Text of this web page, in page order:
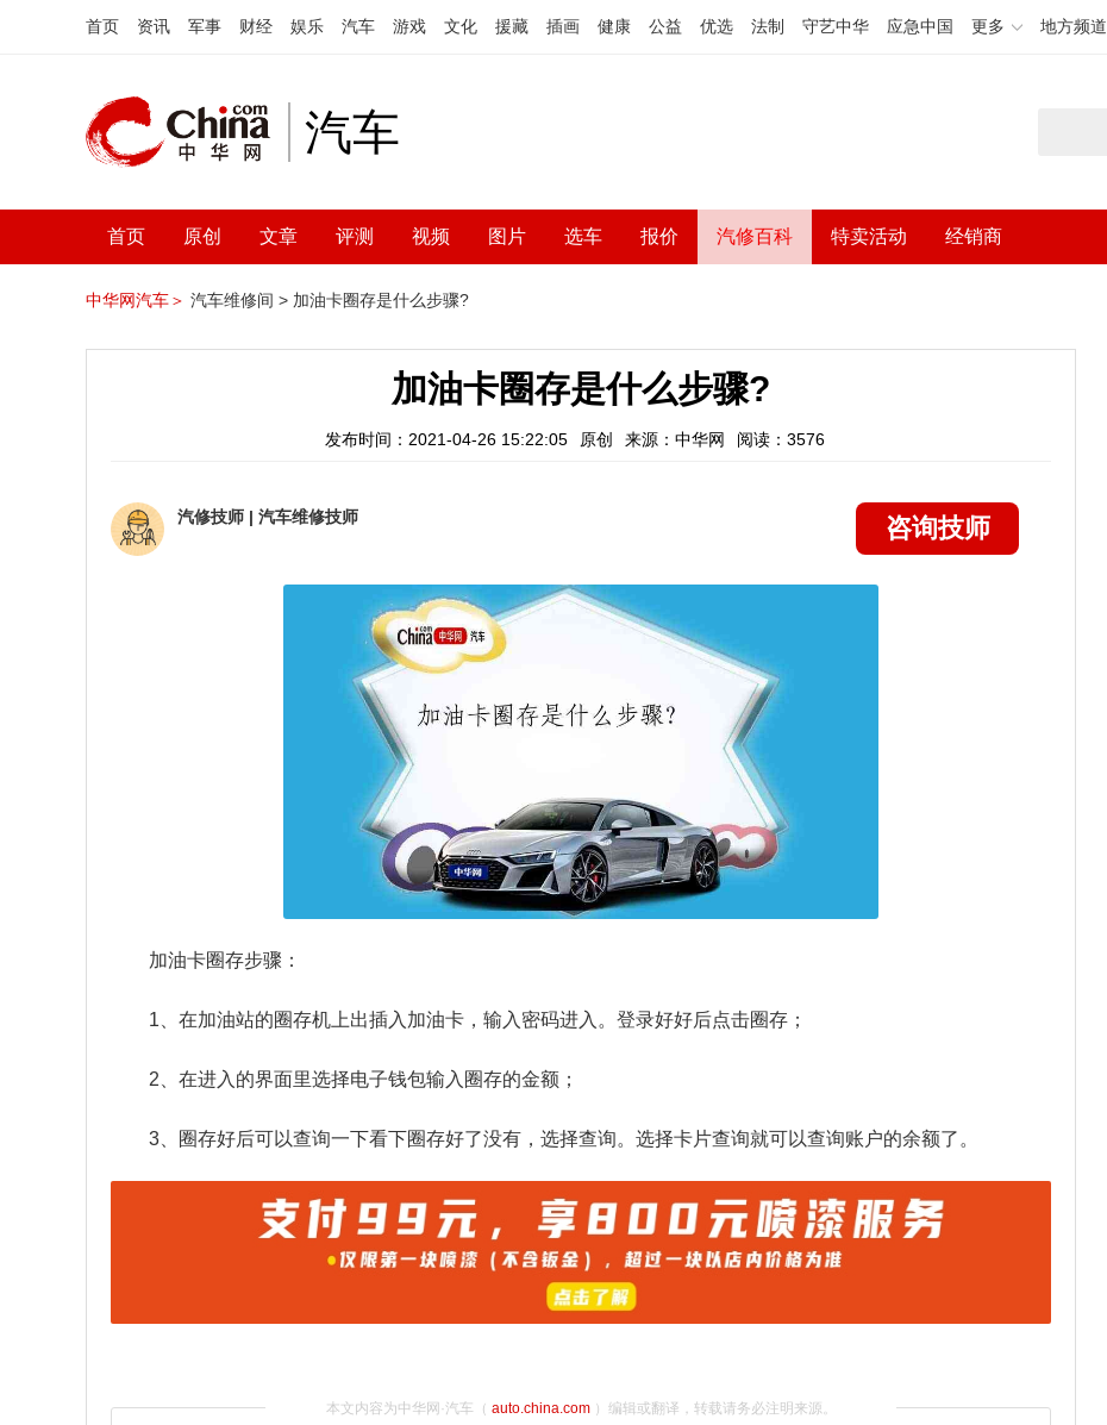
首页 资讯 军事 财经 娱乐 汽车 游戏 文化 援藏 插画 健康 公益 优选 法制 守艺中华 应急中国 更多 地方频道
汽车
首页 原创 文章 评测 视频 图片 选车 报价 汽修百科 特卖活动 经销商
中华网汽车＞ 汽车维修间 > 加油卡圈存是什么步骤?
加油卡圈存是什么步骤?
发布时间：2021-04-26 15:22:05 原创 来源：中华网 阅读：3576
汽修技师 | 汽车维修技师 咨询技师
加油卡圈存步骤：
1、在加油站的圈存机上出插入加油卡，输入密码进入。登录好好后点击圈存；
2、在进入的界面里选择电子钱包输入圈存的金额；
3、圈存好后可以查询一下看下圈存好了没有，选择查询。选择卡片查询就可以查询账户的余额了。
本文内容为中华网·汽车（ auto.china.com）编辑或翻译，转载请务必注明来源。